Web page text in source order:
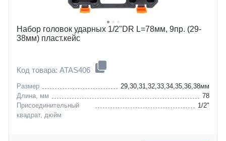
Набор головок ударных 1/2"DR L=78мм, 9пр. (29-
38мм) пласт.кейс
Код товара: ATAS406
Размер
29,30,31,32,33,34,35,36,38мм
Длина, мм
78
Присоединительный
квадрат, дюйм
1/2"